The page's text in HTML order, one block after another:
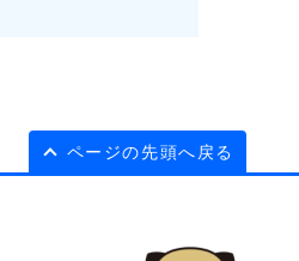
ページの先頭へ戻る